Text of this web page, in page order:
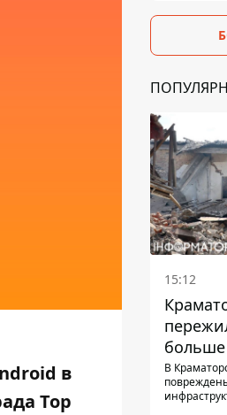
в
Top
15:12
больше
КАБ-250
В